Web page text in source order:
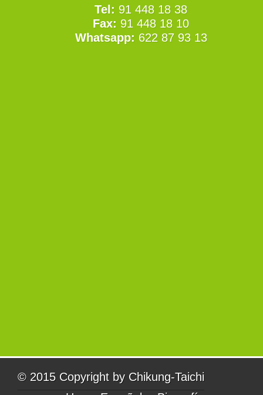
Tel: 91 448 18 38
Fax: 91 448 18 10
Whatsapp: 622 87 93 13
© 2015 Copyright by Chikung-Taichi